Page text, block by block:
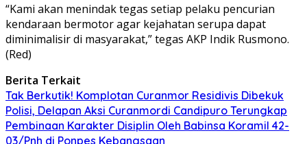
“Kami akan menindak tegas setiap pelaku pencurian
kendaraan bermotor agar kejahatan serupa dapat
diminimalisir di masyarakat,” tegas AKP Indik Rusmono.
(Red)
Berita Terkait
Tak Berkutik! Komplotan Curanmor Residivis Dibekuk
Polisi, Delapan Aksi Curanmordi Candipuro Terungkap
Pembinaan Karakter Disiplin Oleh Babinsa Koramil 42-
03/Pnh di Ponpes Kebangsaan